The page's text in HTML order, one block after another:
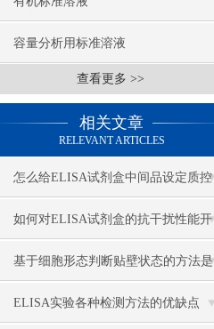
容量分析用标准溶液
查看更多 >>
相关文章
RELEVANT ARTICLES
怎么给ELISA试剂盒中间品设定质控
指标和合格标准？
如何对ELISA试剂盒的抗干扰性能开
展评估？
基于细胞形态判断贴壁状态的方法是
什么？细胞形态改变与贴壁能力的对
ELISA实验各种检测方法的优缺点